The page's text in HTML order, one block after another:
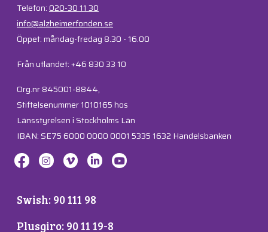
Telefon:020-30 11 30
info@alzheimerfonden.se
Öppet: måndag-fredag 8.30 - 16.00
Från utlandet: +46 830 33 10
Org.nr 845001-8844,
Stiftelsenummer 1010165 hos
Länsstyrelsen i Stockholms Län
IBAN: SE75 6000 0000 0001 5335 1632 Handelsbanken
Swish: 90 111 98
Plusgiro: 90 11 19-8